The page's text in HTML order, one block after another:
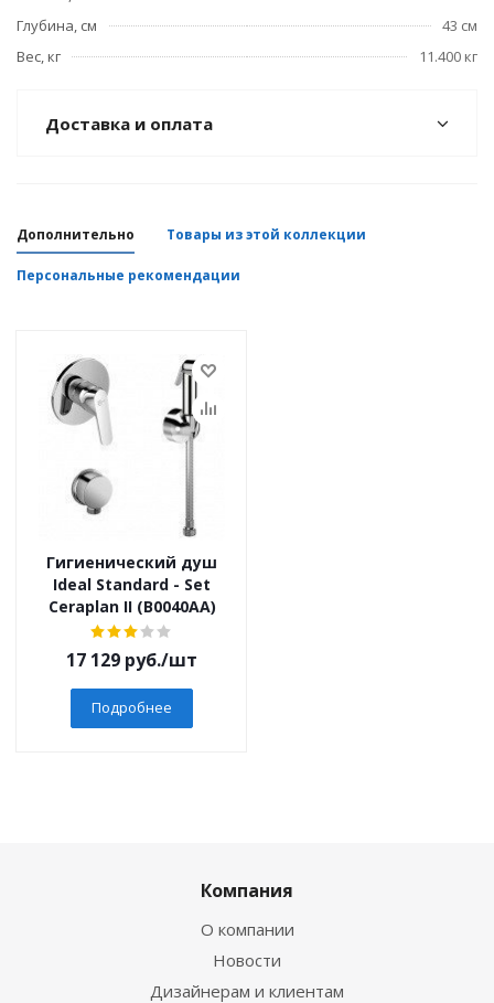
Глубина, см
43 см
Вес, кг
11.400 кг
Доставка и оплата
Дополнительно Товары из этой коллекции
Персональные рекомендации
Гигиенический душ
Ideal Standard - Set
Ceraplan II (B0040AA)
17 129 руб./шт
Подробнее
Компания
О компании
Новости
Дизайнерам и клиентам